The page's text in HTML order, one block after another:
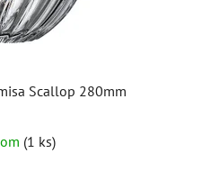
Scallop 280mm
(1 ks)